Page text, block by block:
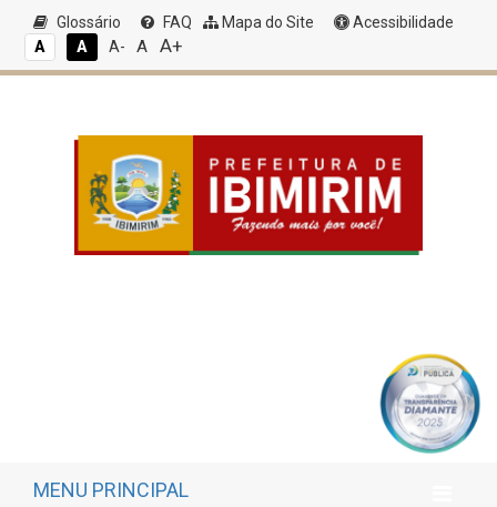
Glossário FAQ Mapa do Site
Acessibilidade
A
A A- A A+
MENU PRINCIPAL